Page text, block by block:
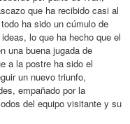
que ha recibido casi al
ha sido un cúmulo de
lo que ha hecho que el
una buena jugada de
a la postre ha sido el
un nuevo triunfo,
empañado por la
del equipo visitante y su